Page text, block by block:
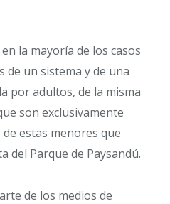
la mayoría de los casos
de un sistema y de una
por adultos, de la misma
son exclusivamente
estas menores que
del Parque de Paysandú.
de los medios de